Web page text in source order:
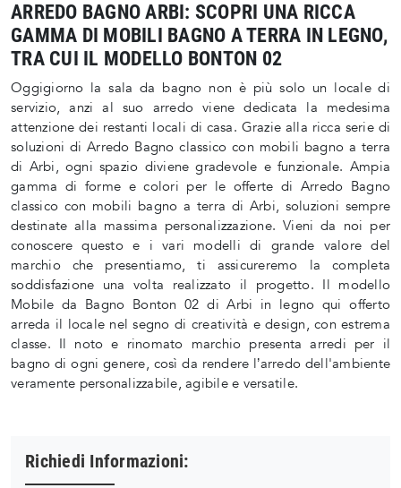
ARREDO BAGNO ARBI: SCOPRI UNA RICCA
GAMMA DI MOBILI BAGNO A TERRA IN LEGNO,
TRA CUI IL MODELLO BONTON 02
Oggigiorno la sala da bagno non è più solo un locale di
servizio, anzi al suo arredo viene dedicata la medesima
attenzione dei restanti locali di casa. Grazie alla ricca serie di
soluzioni di Arredo Bagno classico con mobili bagno a terra
di Arbi, ogni spazio diviene gradevole e funzionale. Ampia
gamma di forme e colori per le offerte di Arredo Bagno
classico con mobili bagno a terra di Arbi, soluzioni sempre
destinate alla massima personalizzazione. Vieni da noi per
conoscere questo e i vari modelli di grande valore del
marchio che presentiamo, ti assicureremo la completa
soddisfazione una volta realizzato il progetto. Il modello
Mobile da Bagno Bonton 02 di Arbi in legno qui offerto
arreda il locale nel segno di creatività e design, con estrema
classe. Il noto e rinomato marchio presenta arredi per il
bagno di ogni genere, così da rendere l’arredo dell'ambiente
veramente personalizzabile, agibile e versatile.
Richiedi Informazioni: